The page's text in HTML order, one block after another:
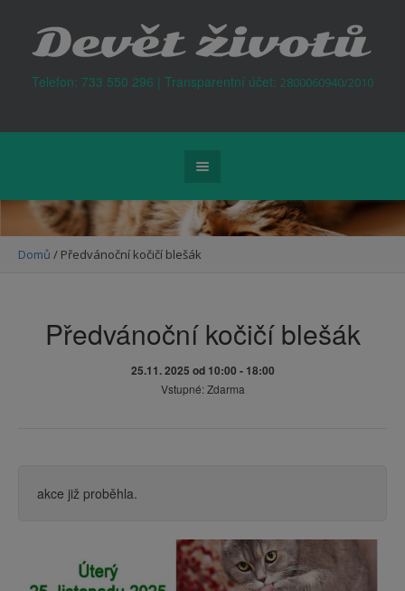
Telefon: 733 550 296 | Transparentní účet: 2800060940/2010
Domů / Předvánoční kočičí blešák
Předvánoční kočičí blešák
25.11. 2025 od 10:00 - 18:00
Vstupné: Zdarma
akce již proběhla.